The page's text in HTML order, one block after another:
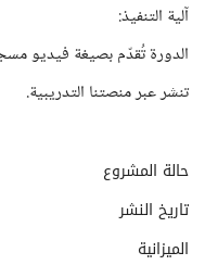
آلية التنفيذ:
الدورة تُقدّم بصيغة فيديو
تنشر عبر منصتنا التدريبية.
حالة المشروع
تاريخ النشر
الميزانية